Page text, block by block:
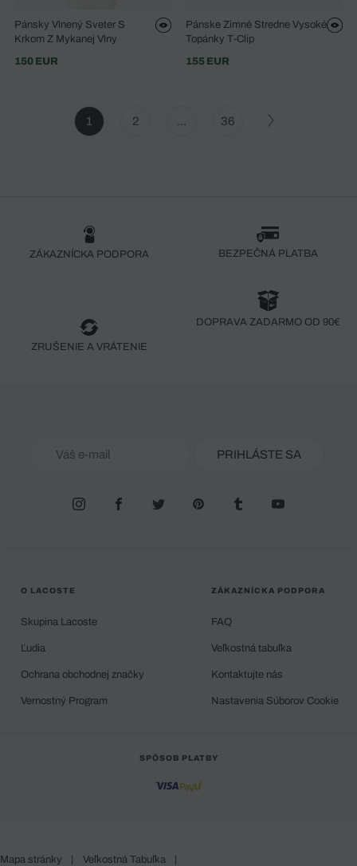
Pánsky Vlnený Sveter S
Krkom Z Mykanej Vlny
150 EUR
Pánske Zimné Stredne Vysoké
Topánky T-Clip
155 EUR
1 2 36
ZÁKAZNÍCKA PODPORA BEZPEČNÁ PLATBA
ZRUŠENIE A VRÁTENIE
DOPRAVA ZADARMO OD 90€
PRIHLÁSTE SA
O LACOSTE
Skupina Lacoste
Ľudia
Ochrana obchodnej značky
Vernostný Program
ZÁKAZNÍCKA PODPORA
FAQ
Veľkostná tabuľka
Kontaktujte nás
Nastavenia Súborov Cookie
SPÔSOB PLATBY
Mapa stránky Veľkostná Tabuľka